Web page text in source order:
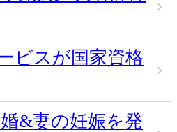
ビスが国家資格
&妻の妊娠を発